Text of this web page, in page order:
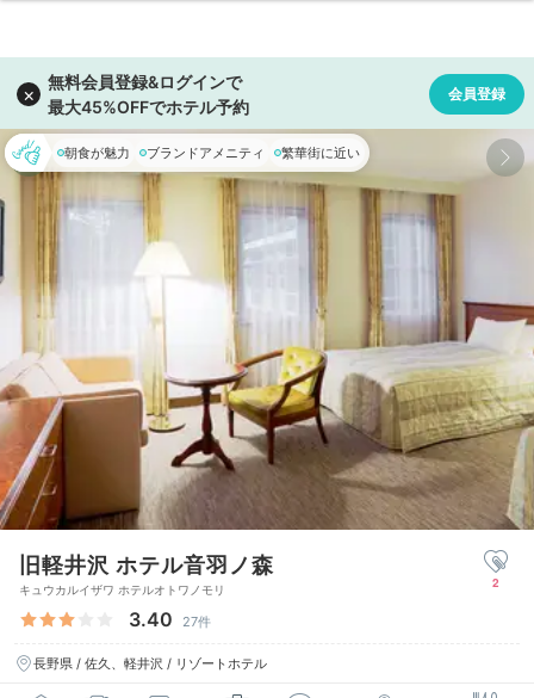
朝食が魅力 ブランドアメニティ 繁華街に近い
旧軽井沢 ホテル音羽ノ森
キュウカルイザワ ホテルオトワノモリ
3.40 27件
長野県 / 佐久、軽井沢 / リゾートホテル
2